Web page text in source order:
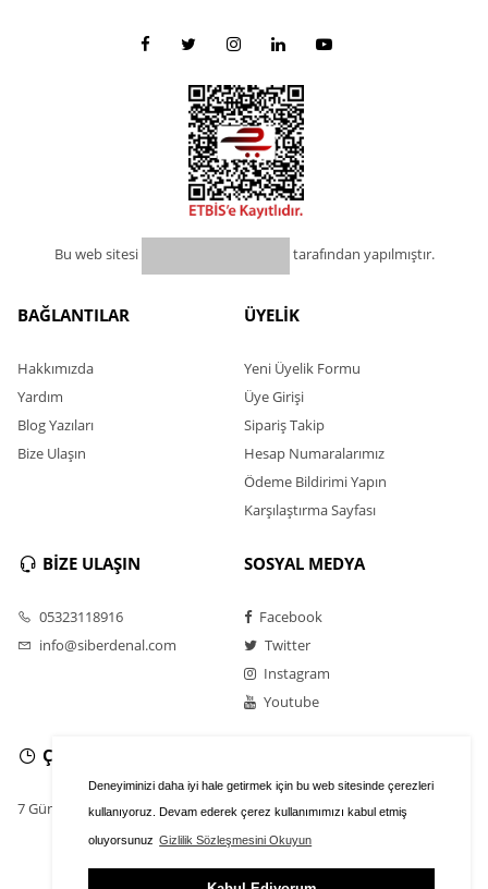
Deneyiminizi daha iyi hale getirmek için bu web sitesinde çerezleri
kullanıyoruz. Devam ederek çerez kullanımımızı kabul etmiş
oluyorsunuz Gizlilik Sözleşmesini Okuyun
Bu web sitesi tarafından yapılmıştır.
BAĞLANTILAR
Hakkımızda
Yardım
Blog Yazıları
Bize Ulaşın
ÜYELİK
Yeni Üyelik Formu
Üye Girişi
Sipariş Takip
Hesap Numaralarımız
Ödeme Bildirimi Yapın
Karşılaştırma Sayfası
BİZE ULAŞIN
05323118916
info@siberdenal.com
SOSYAL MEDYA
Facebook
Twitter
Instagram
Youtube
ÇALIŞMA SAATLERİ
7 Gün / 24 Saat